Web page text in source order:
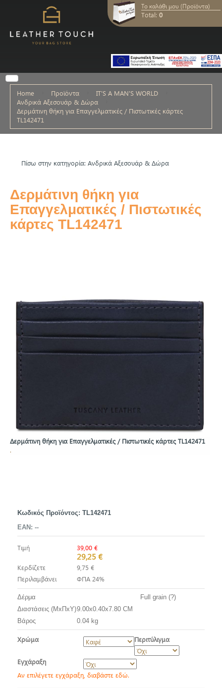
Το καλάθι μου (Προϊόντα)
Total: 0
Home Προϊόντα
IT'S A MAN'S WORLD
Ανδρικά Αξεσουάρ & Δώρα
Δερμάτινη θήκη για Επαγγελματικές / Πιστωτικές κάρτες
TL142471
Πίσω στην κατηγορία: Ανδρικά Αξεσουάρ & Δώρα
Δερμάτινη θήκη για
Επαγγελματικές / Πιστωτικές
κάρτες TL142471
Δερμάτινη θήκη για Επαγγελματικές / Πιστωτικές κάρτες TL142471
.
Κωδικός Προϊόντος: TL142471
EAN: --
Τιμή 39,00 €
29,25 €
Κερδίζετε
9,75 €
Περιλαμβάνει
ΦΠΑ 24%
Δέρμα
Full grain (?)
Διαστάσεις (ΜxΠxΥ)9.00x0.40x7.80 CM
Βάρος
0.04 kg
Χρώμα Περιτύλιγμα
Εγχάραξη
Αν επιλέγετε εγχάραξη, διαβάστε εδώ.